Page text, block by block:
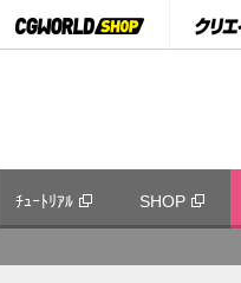
ﾁｭｰﾄﾘｱﾙ SHOP